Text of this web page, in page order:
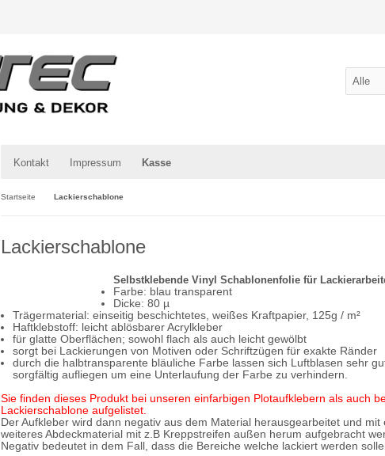
Kontakt Impressum Kasse
Startseite Lackierschablone
Lackierschablone
Selbstklebende Vinyl Schablonenfolie für
Farbe: blau transparent
Dicke: 80 µ
Trägermaterial: einseitig beschichtetes, weißes Kraftpapier, 125g / m²
Haftklebstoff: leicht ablösbarer Acrylkleber
für glatte Oberflächen; sowohl flach als auch leicht gewölbt
sorgt bei Lackierungen von Motiven oder Schriftzügen für exakte Ränder
durch die halbtransparente bläuliche Farbe lassen sich Luftblasen sehr
sorgfältig aufliegen um eine Unterlaufung der Farbe zu verhindern.
Sie finden dieses Produkt bei unseren einfarbigen Plotaufklebern als auch
Lackierschablone aufgelistet.
Der Aufkleber wird dann negativ aus dem Material herausgearbeitet und
weiteres Abdeckmaterial mit z.B Kreppstreifen außen herum aufgebracht
Negativ bedeutet in dem Fall, dass die Bereiche welche lackiert werden